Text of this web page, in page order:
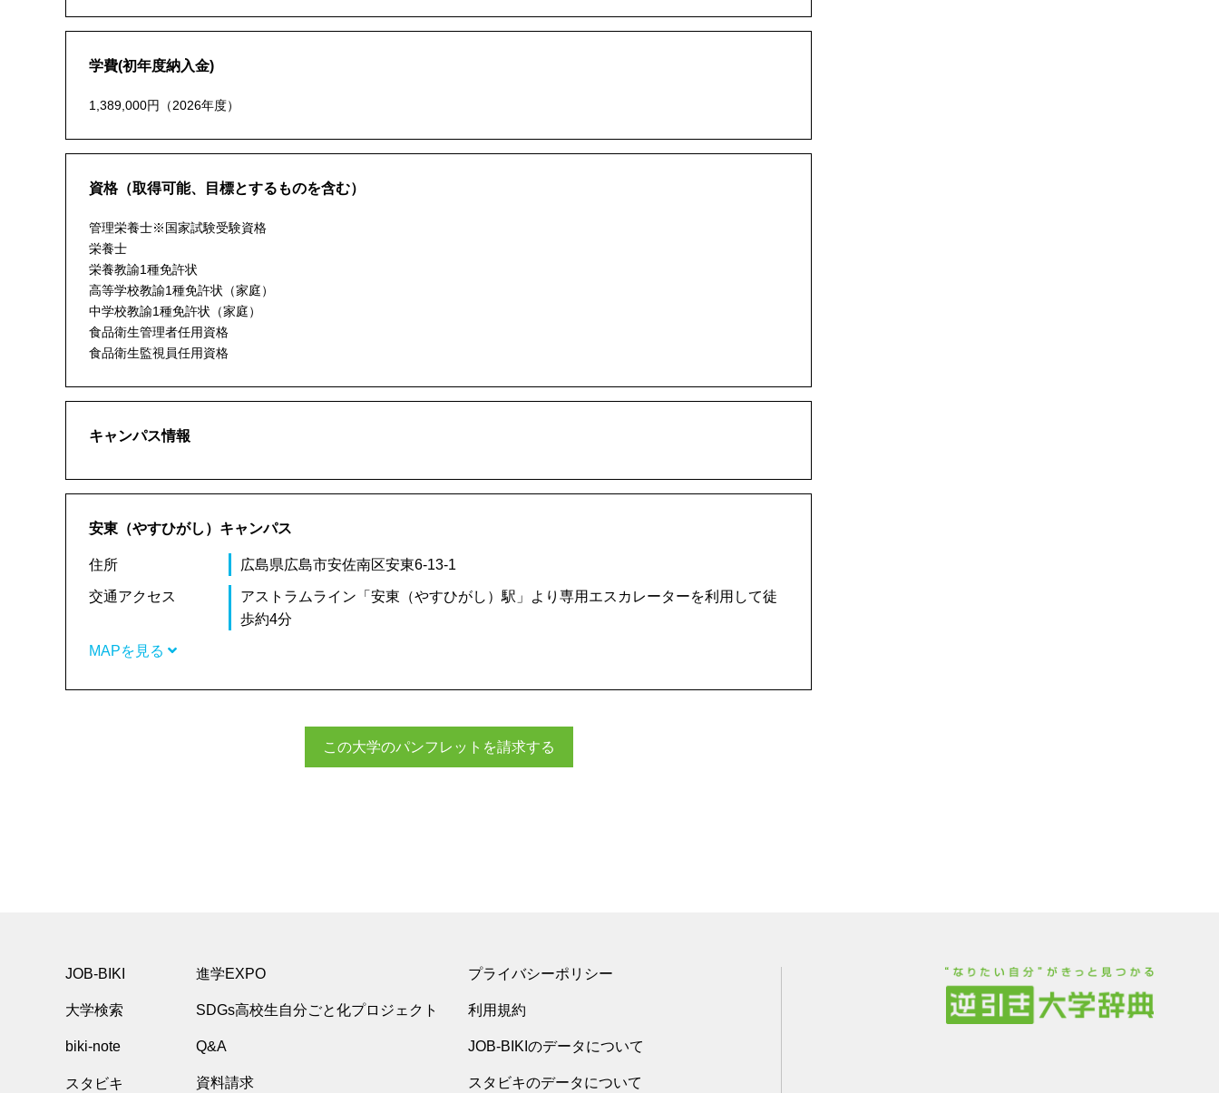
学費(初年度納入金)
1,389,000円（2026年度）
資格（取得可能、目標とするものを含む）
管理栄養士※国家試験受験資格
栄養士
栄養教諭1種免許状
高等学校教諭1種免許状（家庭）
中学校教諭1種免許状（家庭）
食品衛生管理者任用資格
食品衛生監視員任用資格
キャンパス情報
安東（やすひがし）キャンパス
住所 広島県広島市安佐南区安東6-13-1
交通アクセス
アストラムライン「安東（やすひがし）駅」より専用エスカレーターを利用して徒
歩約4分
MAPを見る
この大学のパンフレットを請求する
JOB-BIKI
大学検索
biki-note
スタビキ
進学EXPO
SDGs高校生自分ごと化プロジェクト
Q&A
資料請求
プライバシーポリシー
利用規約
JOB-BIKIのデータについて
スタビキのデータについて